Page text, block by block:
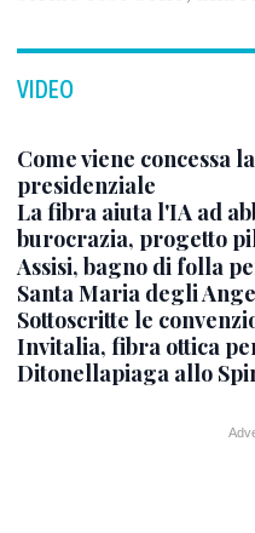
VIDEO
Come viene concessa
presidenziale
La fibra aiuta l'IA ad
burocrazia, progetto
Assisi, bagno di folla
Santa Maria degli
Sottoscritte le
Invitalia, fibra ottica
Ditonellapiaga allo